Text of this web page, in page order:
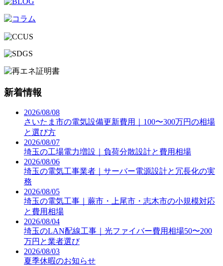
新着情報
2026/08/08
さいたま市の電気設備更新費用｜100〜300万円の相場
と選び方
2026/08/07
埼玉の工場電力増設｜負荷分散設計と費用相場
2026/08/06
埼玉の電気工事業者｜サーバー電源設計と冗長化の実
務
2026/08/05
埼玉の電気工事｜蕨市・上尾市・志木市の小規模対応
と費用相場
2026/08/04
埼玉のLAN配線工事｜光ファイバー費用相場50〜200
万円と業者選び
2026/08/03
夏季休暇のお知らせ